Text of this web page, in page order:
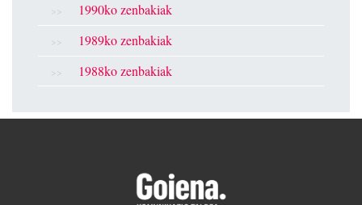
1990ko zenbakiak
1989ko zenbakiak
1988ko zenbakiak